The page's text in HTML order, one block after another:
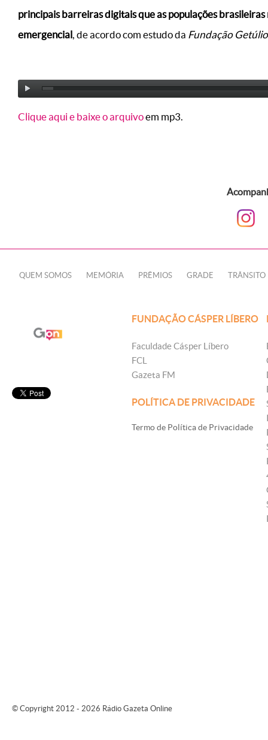
principais barreiras digitais que as populações
emergencial, de acordo com estudo da Fundação
Clique aqui e baixe o arquivoem mp3.
QUEM SOMOS MEMÓRIA PRÊMIOS GRADE TRÂNSITO
FUNDAÇÃO CÁSPER LÍBERO
Faculdade Cásper Líbero
FCL
Gazeta FM
POLÍTICA DE PRIVACIDADE
Termo de Política de Privacidade
© Copyright 2012 - 2026 Rádio Gazeta Online